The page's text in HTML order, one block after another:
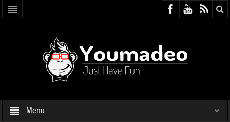
Menu